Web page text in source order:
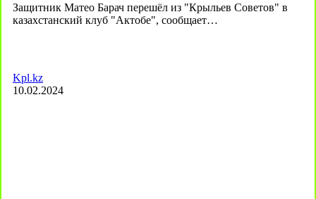
Защитник Матео Барач перешёл из "Крыльев Советов" в
казахстанский клуб "Актобе", сообщает…
Kpl.kz
10.02.2024